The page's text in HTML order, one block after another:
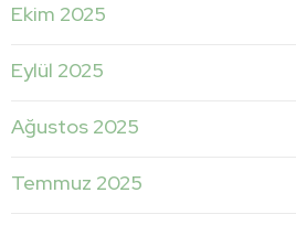
Ekim 2025
Eylül 2025
Ağustos 2025
Temmuz 2025